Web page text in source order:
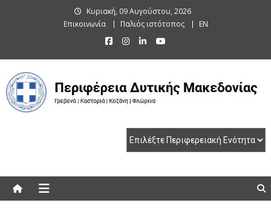
Κυριακή, 09 Αυγούστου, 2026
Επικοινωνία
Παλιός ιστότοπος EN